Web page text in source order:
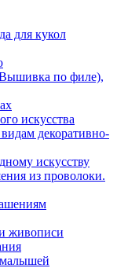
для кукол
по филе),
искусства
декоративно-
искусству
из проволоки.
живописи